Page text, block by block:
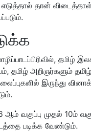
தான்
தமிழ்
தமிழ் அறிஞர்களும்
இருந்து
ஆம் வகுப்பு முதல் 10ம்
படிக்க வேண்டும்.